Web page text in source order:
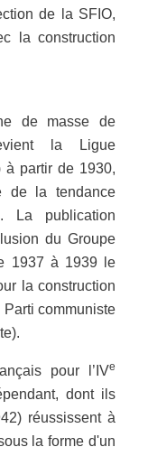
de la SFIO,
la construction
de masse de
la Ligue
à partir de 1930,
de la tendance
La publication
du Groupe
1937 à 1939 le
la construction
communiste
pour l’IVe
dont ils
réussissent à
la forme d'un